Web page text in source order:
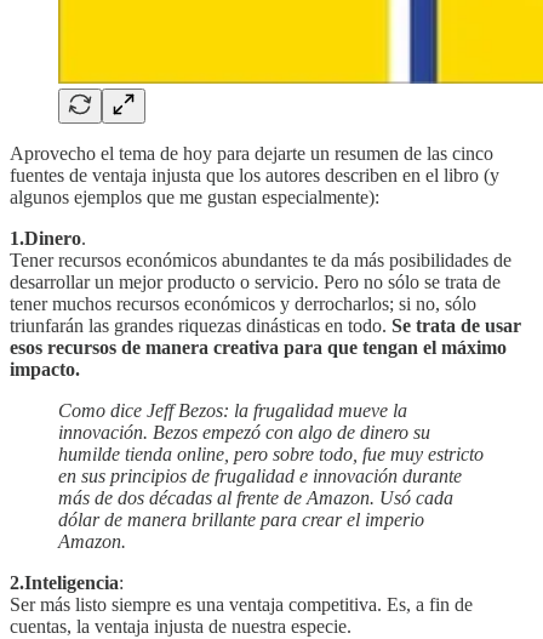
Aprovecho el tema de hoy para dejarte un resumen de las cinco
fuentes de ventaja injusta que los autores describen en el libro (y
algunos ejemplos que me gustan especialmente):
1.Dinero.
Tener recursos económicos abundantes te da más posibilidades de
desarrollar un mejor producto o servicio. Pero no sólo se trata de
tener muchos recursos económicos y derrocharlos; si no, sólo
triunfarán las grandes riquezas dinásticas en todo. Se trata de usar
esos recursos de manera creativa para que tengan el máximo
impacto.
Como dice Jeff Bezos: la frugalidad mueve la
innovación. Bezos empezó con algo de dinero su
humilde tienda online, pero sobre todo, fue muy estricto
en sus principios de frugalidad e innovación durante
más de dos décadas al frente de Amazon. Usó cada
dólar de manera brillante para crear el imperio
Amazon.
2.Inteligencia:
Ser más listo siempre es una ventaja competitiva. Es, a fin de
cuentas, la ventaja injusta de nuestra especie.